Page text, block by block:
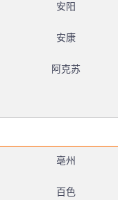
安阳
安康
阿克苏
亳州
百色